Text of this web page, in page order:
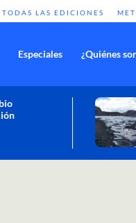
TODAS LAS EDICIONES
Especiales ¿Quiénes
Cambio
como
Nov